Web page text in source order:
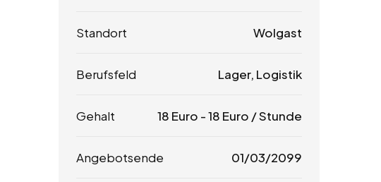
Standort Wolgast
Berufsfeld Lager, Logistik
Gehalt 18 Euro -18 Euro / Stunde
Angebotsende 01/03/2099